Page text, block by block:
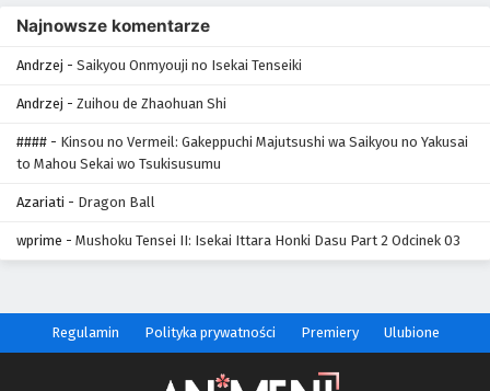
Najnowsze komentarze
Andrzej - Saikyou Onmyouji no Isekai Tenseiki
Andrzej - Zuihou de Zhaohuan Shi
#### - Kinsou no Vermeil: Gakeppuchi Majutsushi wa Saikyou no Yakusai
to Mahou Sekai wo Tsukisusumu
Azariati - Dragon Ball
wprime - Mushoku Tensei II: Isekai Ittara Honki Dasu Part 2 Odcinek 03
Regulamin Polityka prywatności Premiery Ulubione